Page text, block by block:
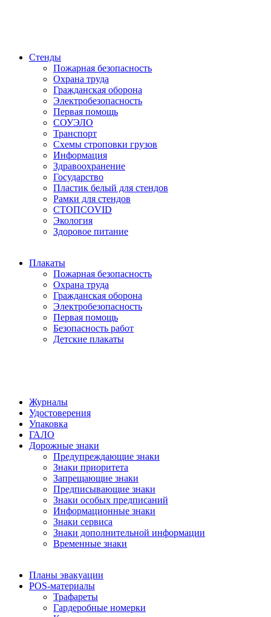
Стенды
Пожарная безопасность
Охрана труда
Гражданская оборона
Электробезопасность
Первая помощь
СОУЭЛО
Транспорт
Схемы строповки грузов
Информация
Здравоохранение
Государство
Пластик белый для стендов
Рамки для стендов
СТОПCOVID
Экология
Здоровое питание
Плакаты
Пожарная безопасность
Охрана труда
Гражданская оборона
Электробезопасность
Первая помощь
Безопасность работ
Детские плакаты
Журналы
Удостоверения
Упаковка
ГАЛО
Дорожные знаки
Предупреждающие знаки
Знаки приоритета
Запрещающие знаки
Предписывающие знаки
Знаки особых предписаний
Информационные знаки
Знаки сервиса
Знаки дополнительной информации
Временные знаки
Планы эвакуации
POS-материалы
Трафареты
Гардеробные номерки